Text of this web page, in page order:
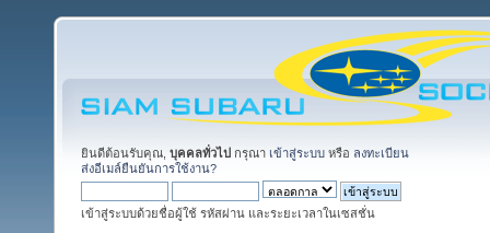
ยินดีต้อนรับคุณ, บุคคลทั่วไป กรุณา เข้าสู่ระบบ หรือ ลงทะเบียน
ส่งอีเมล์ยืนยันการใช้งาน?
เข้าสู่ระบบด้วยชื่อผู้ใช้ รหัสผ่าน และระยะเวลาในเซสชั่น